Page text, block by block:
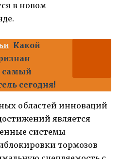
в новом
Какой
самый
сегодня!
областей инноваций
является
системы
тормозов